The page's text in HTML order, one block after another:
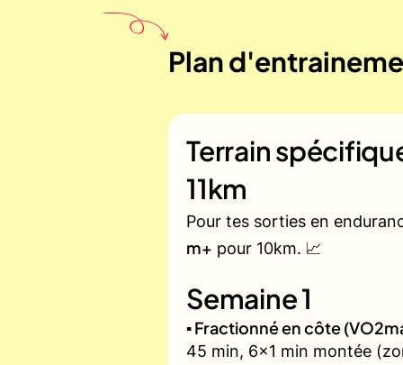
Plan
Terrain
11km
Pour tes sorties en
m+ pour 10km. 📈
Semaine 1
▪️ Fractionné en côte
45 min, 6x1 min montée